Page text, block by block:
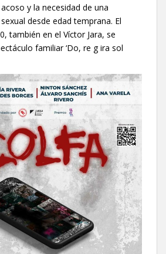
y la necesidad de una
desde edad temprana. El
también en el Víctor Jara, se
familiar ‘Do, re g ira sol